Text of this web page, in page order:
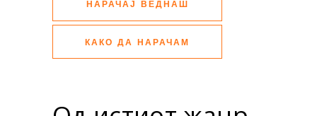
НАРАЧАЈ ВЕДНАШ
КАКО ДА НАРАЧАМ